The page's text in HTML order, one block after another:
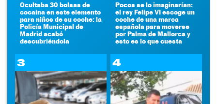
Ocultaba 30 bolsas de
cocaína en este elemento
para niños de su coche: la
Policía Municipal de
Madrid acabó
descubriéndola
Pocos se lo imaginarían:
el rey Felipe VI escoge un
coche de una marca
española para moverse
por Palma de Mallorca y
esto es lo que cuesta
3 4